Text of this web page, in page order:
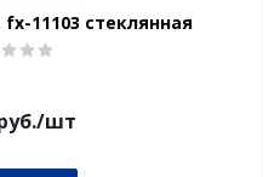
11103 стеклянная
/шт